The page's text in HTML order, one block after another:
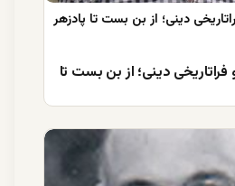
دینی؛ از بن بست تا